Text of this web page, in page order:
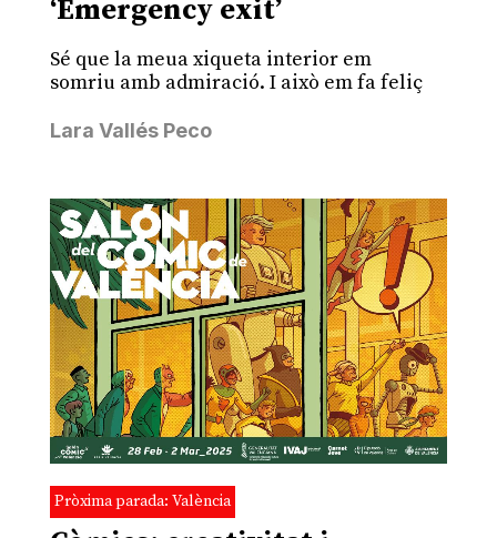
‘Emergency exit’
Sé que la meua xiqueta interior em
somriu amb admiració. I això em fa feliç
Lara Vallés Peco
Pròxima parada: València